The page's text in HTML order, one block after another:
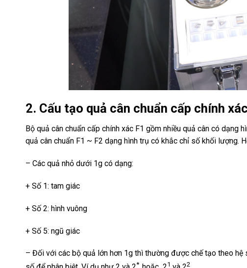
2. Cấu tạo quả cân chuẩn cấp chính xác
Bộ quả cân chuẩn cấp chính xác F1 gồm nhiều quả cân có
quả cân chuẩn F1 ~ F2 dạng hình trụ có khắc chỉ số khối lượng.
– Các quả nhỏ dưới 1g có dạng:
+ Số 1: tam giác
+ Số 2: hình vuông
+ Số 5: ngũ giác
– Đối với các bộ quả lớn hơn 1g thì thường được chế tạo theo
* 1 2